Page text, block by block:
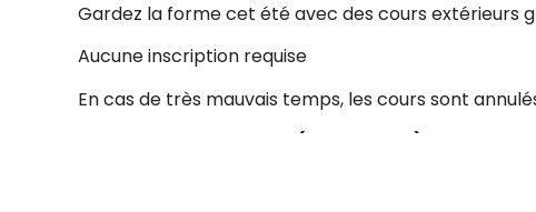
Gardez la forme cet été avec des cours extérieurs
Aucune inscription requise
En cas de très mauvais temps, les cours sont
Initiation au pickleball (volet junior)